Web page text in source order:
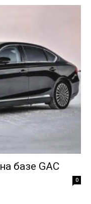
базе GAC
0